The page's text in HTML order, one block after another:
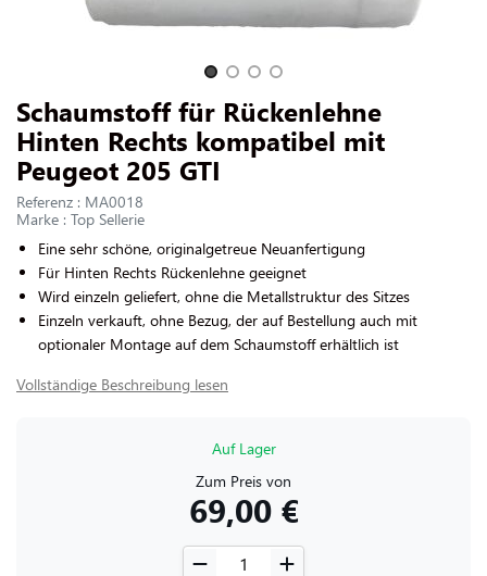
Schaumstoff für Rückenlehne
Hinten Rechts kompatibel mit
Peugeot 205 GTI
Referenz : MA0018
Marke : Top Sellerie
Eine sehr schöne, originalgetreue Neuanfertigung
Für Hinten Rechts Rückenlehne geeignet
Wird einzeln geliefert, ohne die Metallstruktur des Sitzes
Einzeln verkauft, ohne Bezug, der auf Bestellung auch mit
optionaler Montage auf dem Schaumstoff erhältlich ist
Vollständige Beschreibung lesen
Auf Lager
Zum Preis von
69,00 €